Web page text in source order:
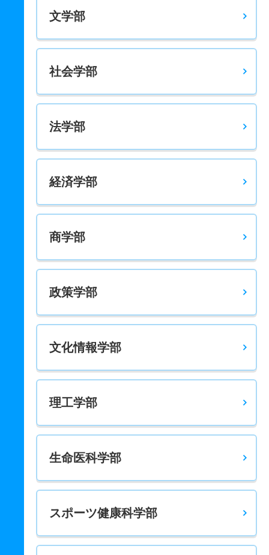
推薦
グローバル地域文化学科／アメリカコース 一般 学部個
別日程
グローバル地域文化学科／アメリカコース 一般 全学部
日程文系
グローバル地域文化学科／アメリカコース 一般 共テ
2人 3.80倍 74.30
グローバル地域文化学科／アメリカコース 推薦 推薦
文学部
社会学部
法学部
経済学部
商学部
政策学部
文化情報学部
理工学部
生命医科学部
スポーツ健康科学部